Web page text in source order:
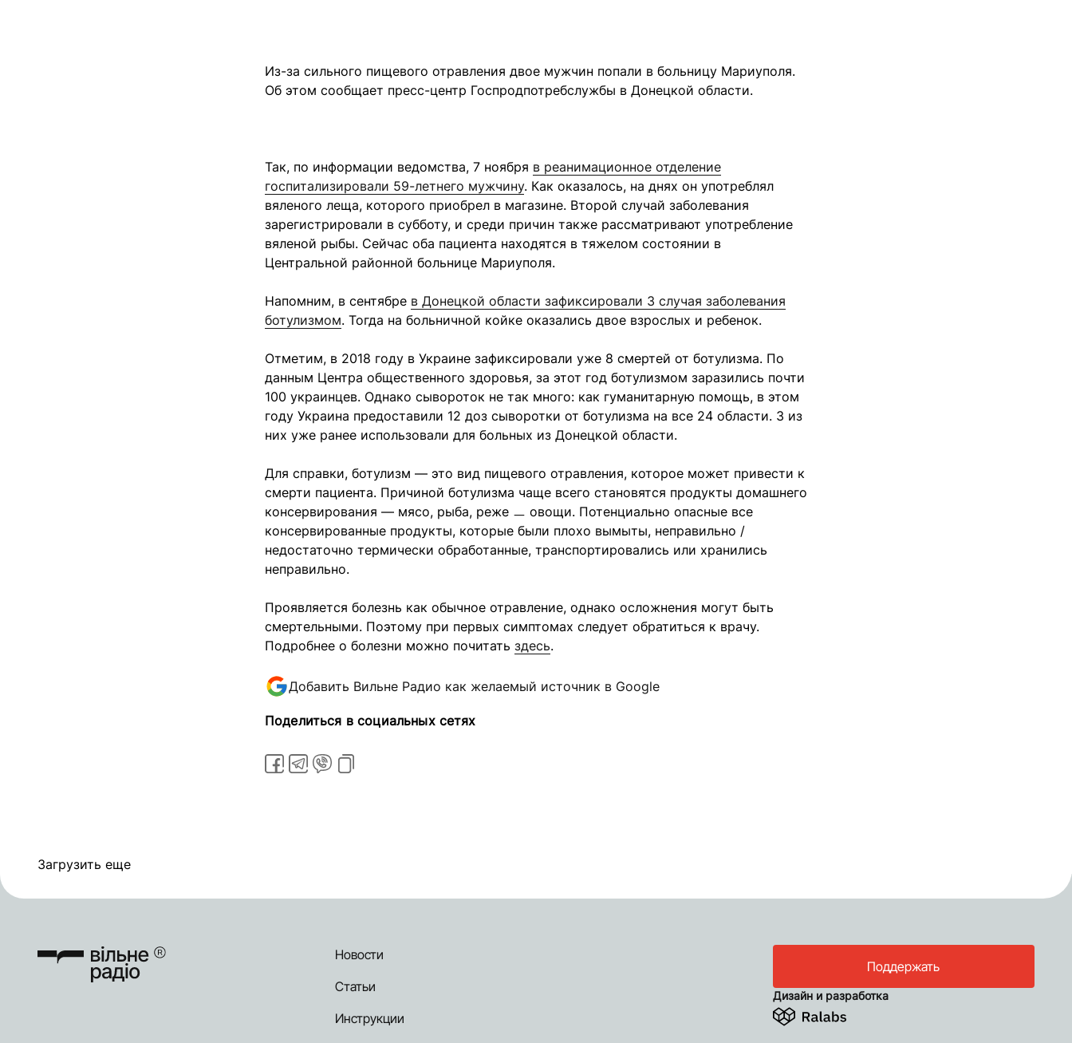
Из-за сильного пищевого отравления двое мужчин попали в больницу Мариуполя.
Об этом сообщает пресс-центр Госпродпотребслужбы в Донецкой области.
Так, по информации ведомства, 7 ноября в реанимационное отделение
госпитализировали 59-летнего мужчину. Как оказалось, на днях он употреблял
вяленого леща, которого приобрел в магазине. Второй случай заболевания
зарегистрировали в субботу, и среди причин также рассматривают употребление
вяленой рыбы. Сейчас оба пациента находятся в тяжелом состоянии в
Центральной районной больнице Мариуполя.
Напомним, в сентябре в Донецкой области зафиксировали 3 случая заболевания
ботулизмом. Тогда на больничной койке оказались двое взрослых и ребенок.
Отметим, в 2018 году в Украине зафиксировали уже 8 смертей от ботулизма. По
данным Центра общественного здоровья, за этот год ботулизмом заразились почти
100 украинцев. Однако сывороток не так много: как гуманитарную помощь, в этом
году Украина предоставили 12 доз сыворотки от ботулизма на все 24 области. 3 из
них уже ранее использовали для больных из Донецкой области.
Для справки, ботулизм — это вид пищевого отравления, которое может привести к
смерти пациента. Причиной ботулизма чаще всего становятся продукты домашнего
консервирования — мясо, рыба, реже ㅡ овощи. Потенциально опасные все
консервированные продукты, которые были плохо вымыты, неправильно /
недостаточно термически обработанные, транспортировались или хранились
неправильно.
Проявляется болезнь как обычное отравление, однако осложнения могут быть
смертельными. Поэтому при первых симптомах следует обратиться к врачу.
Подробнее о болезни можно почитать здесь.
Добавить Вильне Радио как желаемый источник в Google
Поделиться в социальных сетях
Загрузить еще
Новости
Статьи
Инструкции
Поддержать
Дизайн и разработка